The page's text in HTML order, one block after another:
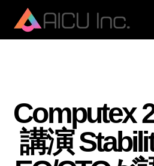
Computex
講演